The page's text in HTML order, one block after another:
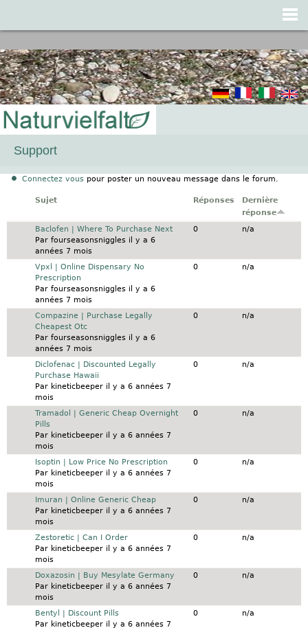
Support
Connectez vous pour poster un nouveau message dans le forum.
Sujet Réponses
Dernière
réponse
Sujet normalBaclofen | Where To Purchase Next
Par fourseasonsnigglesil y a 6
années 7 mois
0 n/a
Sujet normalVpxl | Online Dispensary No
Prescription
Par fourseasonsnigglesil y a 6
années 7 mois
0 n/a
Sujet normal
Compazine | Purchase Legally
Cheapest Otc
Par fourseasonsnigglesil y a 6
années 7 mois
0 n/a
Sujet normalDiclofenac | Discounted Legally
Purchase Hawaii
Par kineticbeeperil y a 6 années 7
mois
0 n/a
Sujet normal
Tramadol | Generic Cheap Overnight
Pills
Par kineticbeeperil y a 6 années 7
mois
0 n/a
Sujet normalIsoptin | Low Price No Prescription
Par kineticbeeperil y a 6 années 7
mois
0 n/a
Sujet normalImuran | Online Generic Cheap
Par kineticbeeperil y a 6 années 7
mois
0 n/a
Sujet normal
Zestoretic | Can I Order
Par kineticbeeperil y a 6 années 7
mois
0 n/a
Sujet normalDoxazosin | Buy Mesylate Germany
Par kineticbeeperil y a 6 années 7
mois
0 n/a
Sujet normalBentyl | Discount Pills
Par kineticbeeperil y a 6 années 7
0 n/a